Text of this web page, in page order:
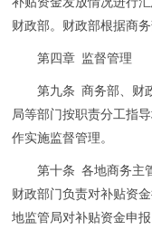
财政部。财政部根据商
第四章 监督管理
第九条 商务部、财政
局等部门按职责分工指
作实施监督管理。
第十条 各地商务主管
财政部门负责对补贴资
地监管局对补贴资金申